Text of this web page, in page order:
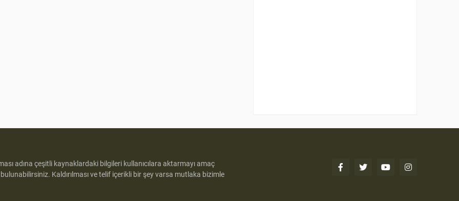
adına çeşitli kaynaklardaki bilgileri kullanıcılara aktarmayı amaç
bulunabilirsiniz. Kaldırılması ve telif içerikli bir şey varsa mutlaka bizimle